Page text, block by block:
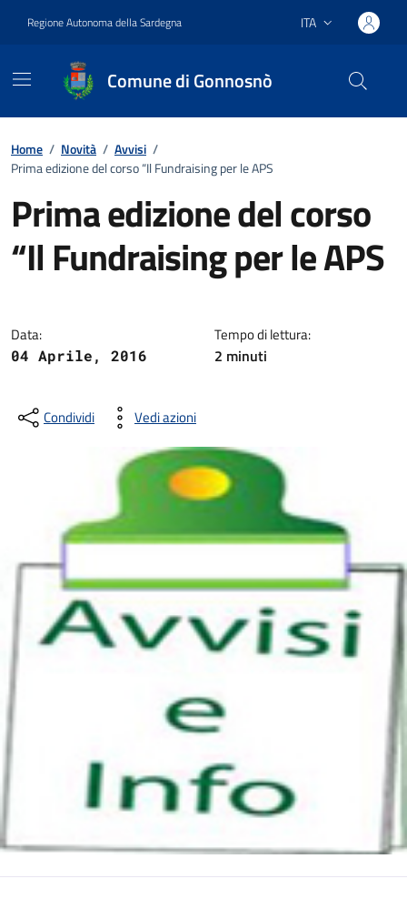
Regione Autonoma della Sardegna Lingua attiva:
ITA
Comune di Gonnosnò
Home / Novità / Avvisi /
Prima edizione del corso “Il Fundraising per le APS
Prima edizione del corso
“Il Fundraising per le APS
Data:
04 Aprile, 2016
Tempo di lettura:
2 minuti
Condividi Vedi azioni